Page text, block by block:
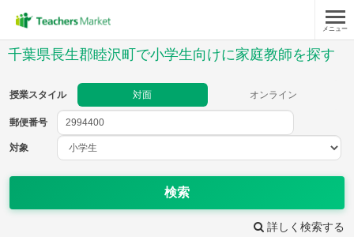
メニュー
千葉県長生郡睦沢町で小学生向けに家庭教師を探す
授業スタイル 対面 オンライン
郵便番号
対象
検索
詳しく検索する
郵便番号